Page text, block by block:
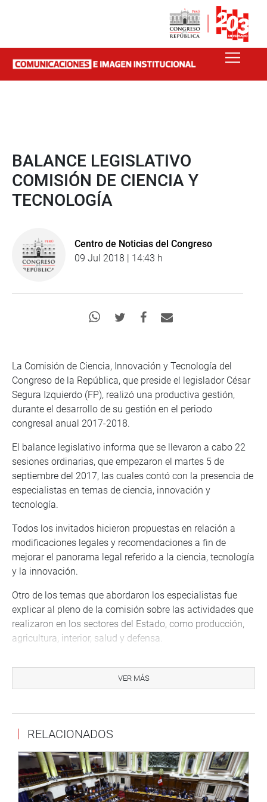
BALANCE LEGISLATIVO
COMISIÓN DE CIENCIA Y
TECNOLOGÍA
Centro de Noticias del Congreso
09 Jul 2018 | 14:43 h
La Comisión de Ciencia, Innovación y Tecnología del
Congreso de la República, que preside el legislador César
Segura Izquierdo (FP), realizó una productiva gestión,
durante el desarrollo de su gestión en el periodo
congresal anual 2017-2018.
El balance legislativo informa que se llevaron a cabo 22
sesiones ordinarias, que empezaron el martes 5 de
septiembre del 2017, las cuales contó con la presencia de
especialistas en temas de ciencia, innovación y
tecnología.
Todos los invitados hicieron propuestas en relación a
modificaciones legales y recomendaciones a fin de
mejorar el panorama legal referido a la ciencia, tecnología
y la innovación.
Otro de los temas que abordaron los especialistas fue
explicar al pleno de la comisión sobre las actividades que
realizaron en los sectores del Estado, como producción,
agricultura, interior, salud y defensa.
Ciencia, Innovación y Tecnología, fueron las sesiones
descentralizadas, como la del pasado martes 20 de
La primera actividad se llevó a cabo en el BAP Unión, en
la Base Naval. Contó con la presencia del jefe del Instituto
Nacional de Defensa Civil (INDECI), general Jorge Chávez
Cresta, quien expuso sobre los casos de sismos y
VER MÁS
RELACIONADOS